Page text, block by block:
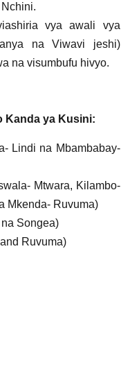
vya awali vya
na Viwavi jeshi)
na visumbufu hivyo.
Kanda ya Kusini:
Lindi na Mbambabay-
Mtwara, Kilambo-
Mkenda- Ruvuma)
Songea)
Ruvuma)